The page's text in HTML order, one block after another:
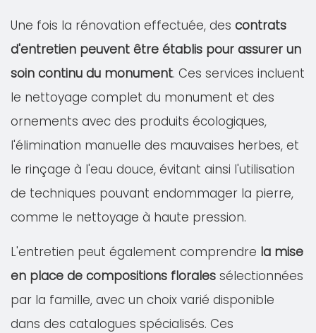
Une fois la rénovation effectuée, des contrats
d'entretien peuvent être établis pour assurer un
soin continu du monument. Ces services incluent
le nettoyage complet du monument et des
ornements avec des produits écologiques,
l'élimination manuelle des mauvaises herbes, et
le rinçage à l'eau douce, évitant ainsi l'utilisation
de techniques pouvant endommager la pierre,
comme le nettoyage à haute pression.
L'entretien peut également comprendre la mise
en place de compositions florales sélectionnées
par la famille, avec un choix varié disponible
dans des catalogues spécialisés. Ces